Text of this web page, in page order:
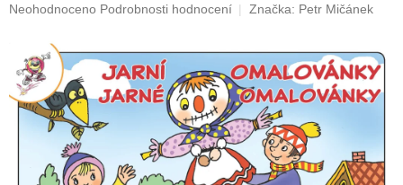
Průměrné
produktu
0,0
z
hvězdiček.
Neohodnoceno Podrobnosti hodnocení Značka: Petr Mičánek